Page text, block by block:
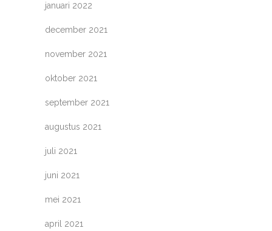
januari 2022
december 2021
november 2021
oktober 2021
september 2021
augustus 2021
juli 2021
juni 2021
mei 2021
april 2021